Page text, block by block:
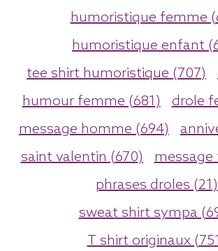
humoristique femme
humoristique enfant
tee shirt humoristique (707)
humour femme (681)
drole
message homme (694)
saint valentin (670)
message
phrases droles (21)
sweat shirt sympa
T shirt originaux